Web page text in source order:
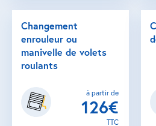
Changement
enrouleur ou
manivelle de volets
roulants
à partir de
126€
TTC